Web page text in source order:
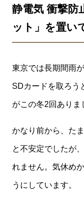
静電気 衝撃防
ット」を置い
東京では長期間雨
SDカードを取ろう
がこの冬2回ありま
かなり前から、た
と不安定でしたが
れません。気休め
うにしています。